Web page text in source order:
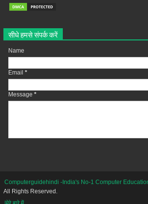
सीधे हमसे संपर्क करें
Name
Email *
Message *
Computerguidehindi -India's No-1 Computer
All Rights Reserved.